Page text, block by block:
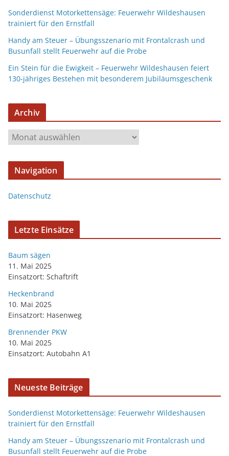
Sonderdienst Motorkettensäge: Feuerwehr Wildeshausen
trainiert für den Ernstfall
Handy am Steuer – Übungsszenario mit Frontalcrash und
Busunfall stellt Feuerwehr auf die Probe
Ein Stein für die Ewigkeit – Feuerwehr Wildeshausen feiert
130-jähriges Bestehen mit besonderem Jubiläumsgeschenk
Archiv
Navigation
Datenschutz
Letzte Einsätze
Baum sägen
11. Mai 2025
Einsatzort: Schaftrift
Heckenbrand
10. Mai 2025
Einsatzort: Hasenweg
Brennender PKW
10. Mai 2025
Einsatzort: Autobahn A1
Neueste Beiträge
Sonderdienst Motorkettensäge: Feuerwehr Wildeshausen
trainiert für den Ernstfall
Handy am Steuer – Übungsszenario mit Frontalcrash und
Busunfall stellt Feuerwehr auf die Probe